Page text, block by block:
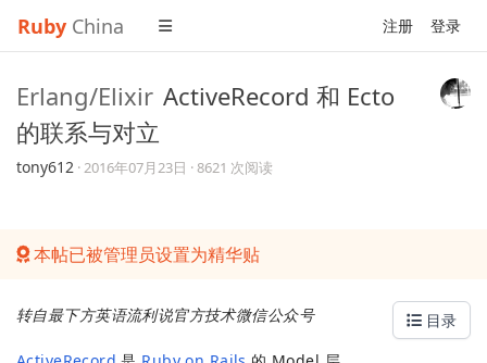
Ruby China 注册 登录
Erlang/Elixir ActiveRecord 和 Ecto
的联系与对立
tony612 ·2016年07月23日 · 8621 次阅读
本帖已被管理员设置为精华贴
目录
转自最下方英语流利说官方技术微信公众号